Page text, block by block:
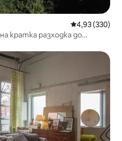
Средна
4,93 (330)
кратка разходка до
гостите